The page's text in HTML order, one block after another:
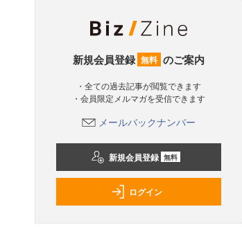
新規会員登録 無料 のご案内
・全ての過去記事が閲覧できます
・会員限定メルマガを受信できます
メールバックナンバー
新規会員登録 無料
ログイン